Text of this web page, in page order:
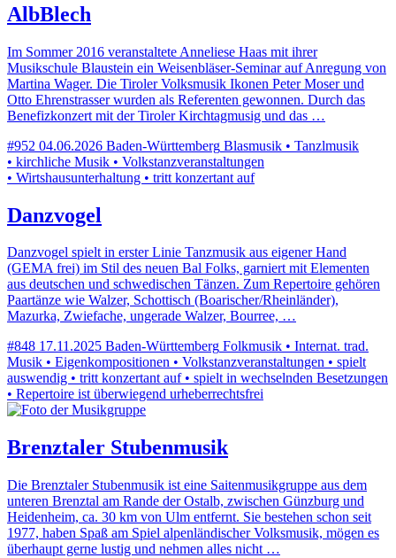
AlbBlech
Im Sommer 2016 veranstaltete Anneliese Haas mit ihrer
Musikschule Blaustein ein Weisenbläser-Seminar auf Anregung von
Martina Wager. Die Tiroler Volksmusik Ikonen Peter Moser und
Otto Ehrenstrasser wurden als Referenten gewonnen. Durch das
Benefizkonzert mit der Tiroler Kirchtagmusig und das …
#952 04.06.2026 Baden-Württemberg Blasmusik • Tanzlmusik
• kirchliche Musik • Volkstanzveranstaltungen
• Wirtshausunterhaltung • tritt konzertant auf
Danzvogel
Danzvogel spielt in erster Linie Tanzmusik aus eigener Hand
(GEMA frei) im Stil des neuen Bal Folks, garniert mit Elementen
aus deutschen und schwedischen Tänzen. Zum Repertoire gehören
Paartänze wie Walzer, Schottisch (Boarischer/Rheinländer),
Mazurka, Zwiefache, ungerade Walzer, Bourree, …
#848 17.11.2025 Baden-Württemberg Folkmusik • Internat. trad.
Musik • Eigenkompositionen • Volkstanzveranstaltungen • spielt
auswendig • tritt konzertant auf • spielt in wechselnden Besetzungen
• Repertoire ist überwiegend urheberrechtsfrei
Brenztaler Stubenmusik
Die Brenztaler Stubenmusik ist eine Saitenmusikgruppe aus dem
unteren Brenztal am Rande der Ostalb, zwischen Günzburg und
Heidenheim, ca. 30 km von Ulm entfernt. Sie bestehen schon seit
1977, haben Spaß am Spiel alpenländischer Volksmusik, mögen es
überhaupt gerne lustig und nehmen alles nicht …